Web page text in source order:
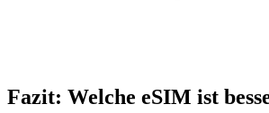
Fazit: Welche eSIM ist